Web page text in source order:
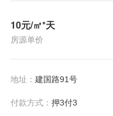
10元/㎡*天
房源单价
地址： 建国路91号
付款方式： 押3付3